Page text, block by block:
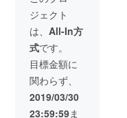
の里で
行われ
る鮎の
塩焼き
食べ放
題企画
にご招
待☆ ※
ご家
族・お
友達４
ジェクト
は、 All-In方
式です。
目標金額に
関わらず、
2019/03/30
23:59:59ま